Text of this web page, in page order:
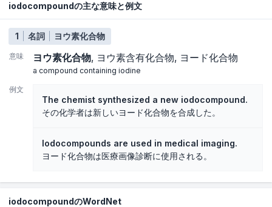
iodocompoundの主な意味と例文
1 名詞 ヨウ素化合物
意味 ヨウ素化合物 ヨウ素含有化合物 ヨード化合物
a compound containing iodine
例文
The chemist synthesized a new iodocompound.
その化学者は新しいヨード化合物を合成した。
Iodocompounds are used in medical imaging.
ヨード化合物は医療画像診断に使用される。
iodocompoundのWordNet